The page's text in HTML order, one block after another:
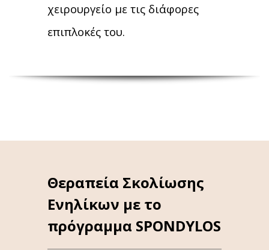
χειρουργείο με τις διάφορες
επιπλοκές του.
Θεραπεία Σκολίωσης
Ενηλίκων με το
πρόγραμμα SPONDYLOS